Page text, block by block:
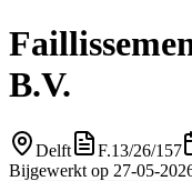
B.V.
Delft F.13/26/157
Bijgewerkt op 27-05-